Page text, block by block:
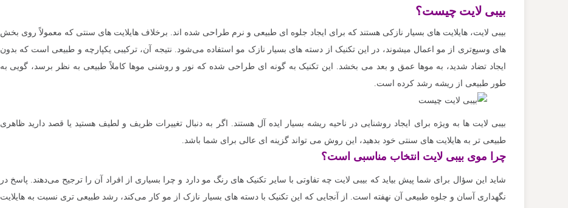
بیبی لایت چیست؟
بیبی لایت‌، هایلایت‌ های بسیار نازکی هستند که برای ایجاد جلوه‌ ای طبیعی و نرم طراحی شده‌ اند. برخلاف هایلایت‌ های سنتی که معمولاً روی بخش‌
های وسیع‌تری از مو اعمال میشوند، در این تکنیک از دسته‌ های بسیار نازک مو استفاده می‌شود. نتیجه آن، ترکیبی یکپارچه و طبیعی است که بدون
ایجاد تضاد شدید، به موها عمق و بعد می‌ بخشد. این تکنیک به گونه‌ ای طراحی شده که نور و روشنی موها کاملاً طبیعی به نظر برسد، گویی به
طور طبیعی از ریشه رشد کرده است.
بیبی لایت‌ ها به ویژه برای ایجاد روشنایی در ناحیه ریشه بسیار ایده‌ آل هستند. اگر به دنبال تغییرات ظریف و لطیف هستید یا قصد دارید ظاهری
طبیعی‌ تر به هایلایت‌ های سنتی خود بدهید، این روش می‌ تواند گزینه‌ ای عالی برای شما باشد.
چرا موی بیبی لایت انتخاب مناسبی است؟
شاید این سؤال برای شما پیش بیاید که بیبی لایت چه تفاوتی با سایر تکنیک‌ های رنگ مو دارد و چرا بسیاری از افراد آن را ترجیح می‌دهند. پاسخ در
نگهداری آسان و جلوه طبیعی آن نهفته است. از آنجایی که این تکنیک با دسته‌ های بسیار نازک از مو کار می‌کند، رشد طبیعی‌ تری نسبت به هایلایت‌